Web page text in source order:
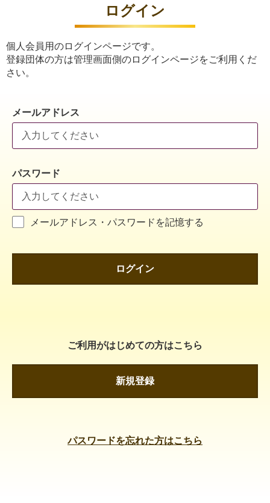
ログイン
個人会員用のログインページです。
登録団体の方は管理画面側のログインページをご利用くだ
さい。
メールアドレス
パスワード
メールアドレス・パスワードを記憶する
ログイン
ご利用がはじめての方はこちら
新規登録
パスワードを忘れた方はこちら